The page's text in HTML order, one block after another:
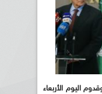
اليوم الأربعاء